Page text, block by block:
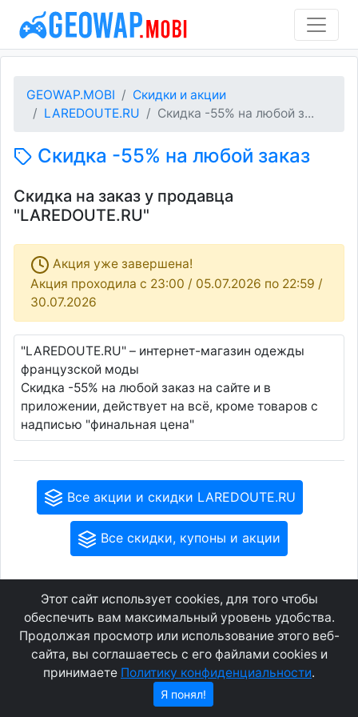
GEOWAP.MOBI
Скидки и акции
LAREDOUTE.RU
Скидка -55% на любой з...
Скидка -55% на любой заказ
Скидка на заказ у продавца
"LAREDOUTE.RU"
Акция уже завершена!
Акция проходила c 23:00 / 05.07.2026 по 22:59 /
30.07.2026
"LAREDOUTE.RU" – интернет-магазин одежды
французской моды
Скидка -55% на любой заказ на сайте и в
приложении, действует на всё, кроме товаров с
надписью "финальная цена"
Все акции и скидки LAREDOUTE.RU
Все скидки, купоны и акции
GEOWAP.MOBI © 2007 - 2021
Соглашение
Конфиденциальность
О сайте
Контакты
Этот сайт использует cookies, для того чтобы
обеспечить вам максимальный уровень удобства.
Продолжая просмотр или использование этого веб-
сайта, вы соглашаетесь с его файлами cookies и
принимаете Политику конфиденциальности.
Я понял!